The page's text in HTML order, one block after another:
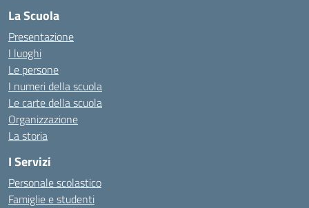
La Scuola
Presentazione
I luoghi
Le persone
I numeri della scuola
Le carte della scuola
Organizzazione
La storia
I Servizi
Personale scolastico
Famiglie e studenti